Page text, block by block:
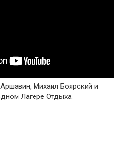
Михаил Боярский и
Лагере Отдыха.